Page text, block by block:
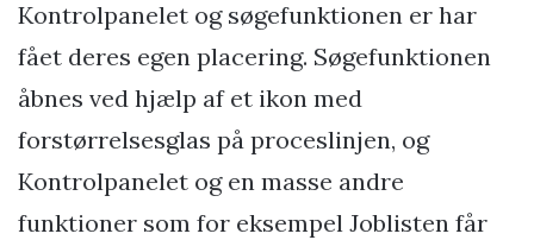
Kontrolpanelet og søgefunktionen er har
fået deres egen placering. Søgefunktionen
åbnes ved hjælp af et ikon med
forstørrelsesglas på proceslinjen, og
Kontrolpanelet og en masse andre
funktioner som for eksempel Joblisten får